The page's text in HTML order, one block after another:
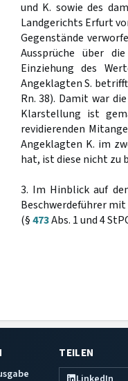
und K. sowie des
Landgerichts Erfurt
Gegenstände
Aussprüche über
Einziehung des
Angeklagten S.
Rn. 38). Damit war
Klarstellung ist
revidierenden
Angeklagten K. im
hat, ist diese nicht zu
3. Im Hinblick auf
Beschwerdeführer
(§473Abs. 1 und 4
TEILEN